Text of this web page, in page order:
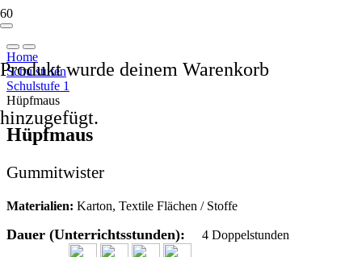
Produktwurde deinem Warenkorb
hinzugefügt.
Home
Schulstufen
Schulstufe 1
Hüpfmaus
Hüpfmaus
Gummitwister
Materialien: Karton, Textile Flächen / Stoffe
Dauer (Unterrichtsstunden): 4 Doppelstunden